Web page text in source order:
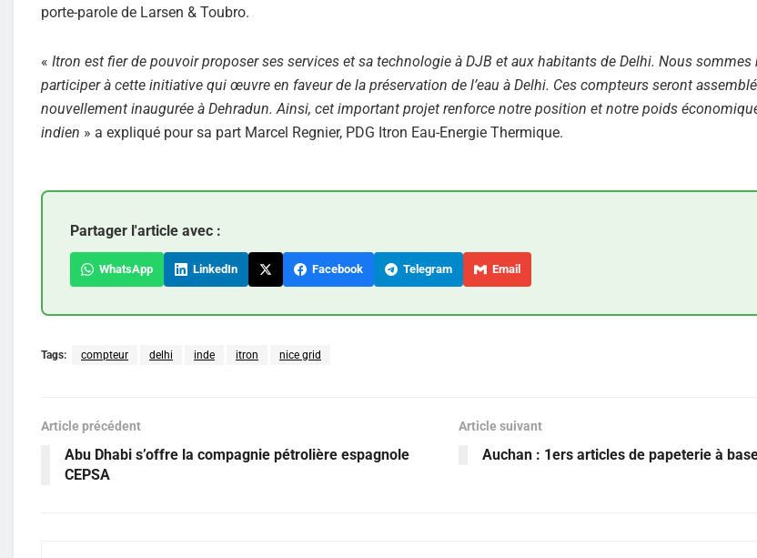
porte-parole de Larsen & Toubro.
« Itron est fier de pouvoir proposer ses services et sa technologie à DJB et aux habitants de Delhi. Nous sommes
participer à cette initiative qui œuvre en faveur de la préservation de l’eau à Delhi. Ces compteurs seront
nouvellement inaugurée à Dehradun. Ainsi, cet important projet renforce notre position et notre poids
indien » a expliqué pour sa part Marcel Regnier, PDG Itron Eau-Energie Thermique.
Partager l'article avec :
WhatsApp LinkedIn Facebook Telegram Email
Tags: compteur delhi inde itron nice grid
Article précédent
Abu Dhabi s’offre la compagnie pétrolière espagnole
CEPSA
Article suivant
Auchan : 1ers articles de papeterie à